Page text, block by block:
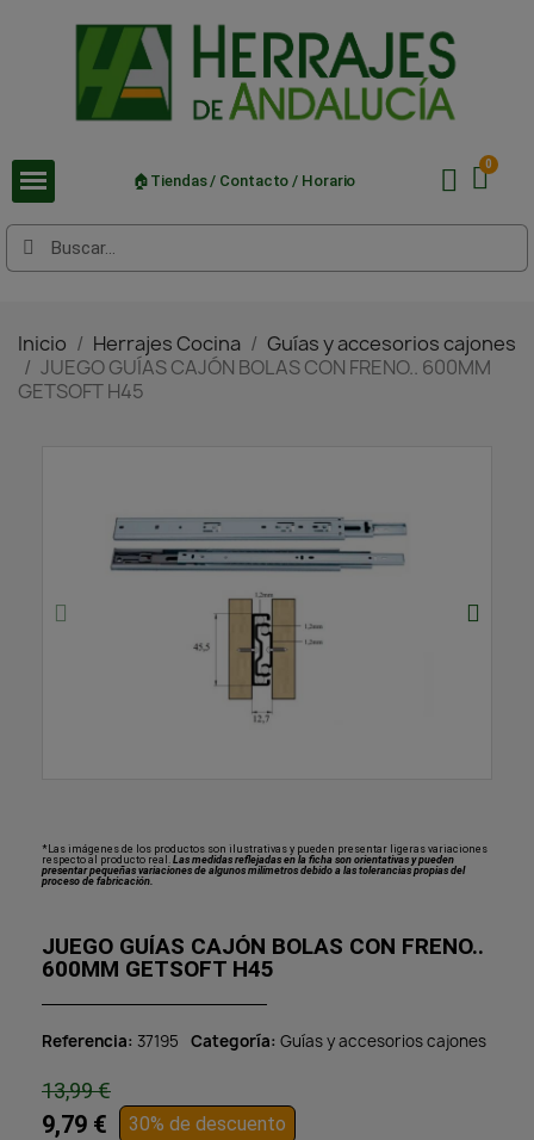
🏠Tiendas / Contacto / Horario
Inicio Herrajes Cocina
Guías y accesorios cajones
JUEGO GUÍAS CAJÓN BOLAS CON FRENO.. 600MM
GETSOFT H45
*Las imágenes de los productos son ilustrativas y pueden presentar ligeras variaciones
respecto al producto real. Las medidas reflejadas en la ficha son orientativas y pueden
presentar pequeñas variaciones de algunos milímetros debido a las tolerancias propias del
proceso de fabricación.
JUEGO GUÍAS CAJÓN BOLAS CON FRENO..
600MM GETSOFT H45
Referencia 37195 Categoría Guías y accesorios cajones
13,99 €
9,79 € 30% de descuento